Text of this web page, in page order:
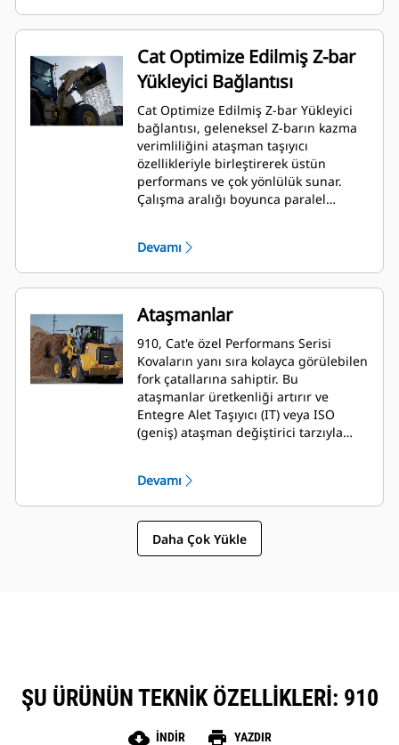
Cat Optimize Edilmiş Z-bar
Yükleyici Bağlantısı
Cat Optimize Edilmiş Z-bar Yükleyici
bağlantısı, geleneksel Z-barın kazma
verimliliğini ataşman taşıyıcı
özellikleriyle birleştirerek üstün
performans ve çok yönlülük sunar.
Çalışma aralığı boyunca paralel
ve güvenli bir şekilde taşıyabilirsiniz.
Devamı
Ataşmanlar
910, Cat'e özel Performans Serisi
Kovaların yanı sıra kolayca görülebilen
fork çatallarına sahiptir. Bu
ataşmanlar üretkenliği artırır ve
Entegre Alet Taşıyıcı (IT) veya ISO
(geniş) ataşman değiştirici tarzıyla
ataşmanlar gibi eski ataşman
değiştirici aletleri de uyumludur.
Devamı
Daha Çok Yükle
ŞU ÜRÜNÜN TEKNIK ÖZELLIKLERI: 910
cloud_download İNDIR print YAZDIR